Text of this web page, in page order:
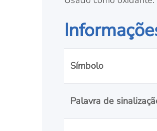
Símbolo
Palavra de